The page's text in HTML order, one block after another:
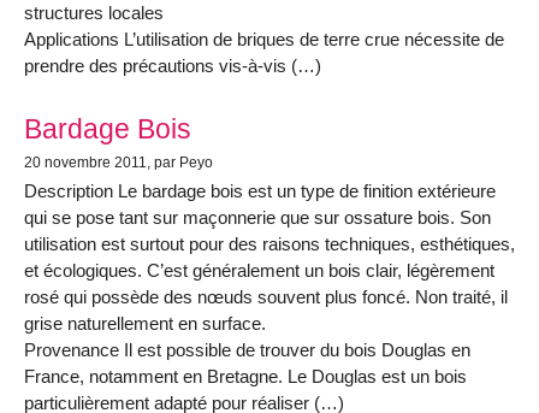
structures locales
Applications L’utilisation de briques de terre crue nécessite de
prendre des précautions vis-à-vis (…)
Bardage Bois
20 novembre 2011 , par Peyo
Description Le bardage bois est un type de finition extérieure
qui se pose tant sur maçonnerie que sur ossature bois. Son
utilisation est surtout pour des raisons techniques, esthétiques,
et écologiques. C’est généralement un bois clair, légèrement
rosé qui possède des nœuds souvent plus foncé. Non traité, il
grise naturellement en surface.
Provenance Il est possible de trouver du bois Douglas en
France, notamment en Bretagne. Le Douglas est un bois
particulièrement adapté pour réaliser (…)